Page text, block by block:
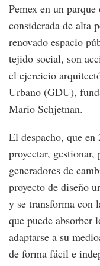
Pemex en un
considerada de alta
renovado espacio
tejido social, son
el ejercicio
Urbano (GDU),
Mario Schjetnan.
El despacho, que en
proyectar,
generadores de
proyecto de diseño
y se transforma con
que puede absorber
adaptarse a su
de forma fácil e